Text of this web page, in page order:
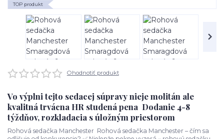
TOP produkt
Ohodnotiť produkt
Vo výplni tejto sedacej súpravy nieje molitán ale
kvalitná trvácna HR studená pena Dodanie 4-8
týždňov, rozkladacia s úložným priestorom
Rohová sedačka Manchester Rohová sedačka Manchester – čím sa